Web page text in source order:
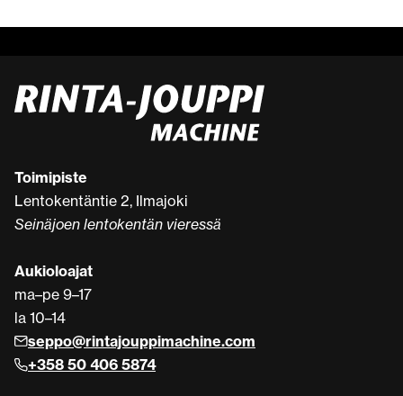
Toimipiste
Lentokentäntie 2, Ilmajoki
Seinäjoen lentokentän vieressä
Aukioloajat
ma–pe 9–17
la 10–14
seppo@rintajouppimachine.com
+358 50 406 5874